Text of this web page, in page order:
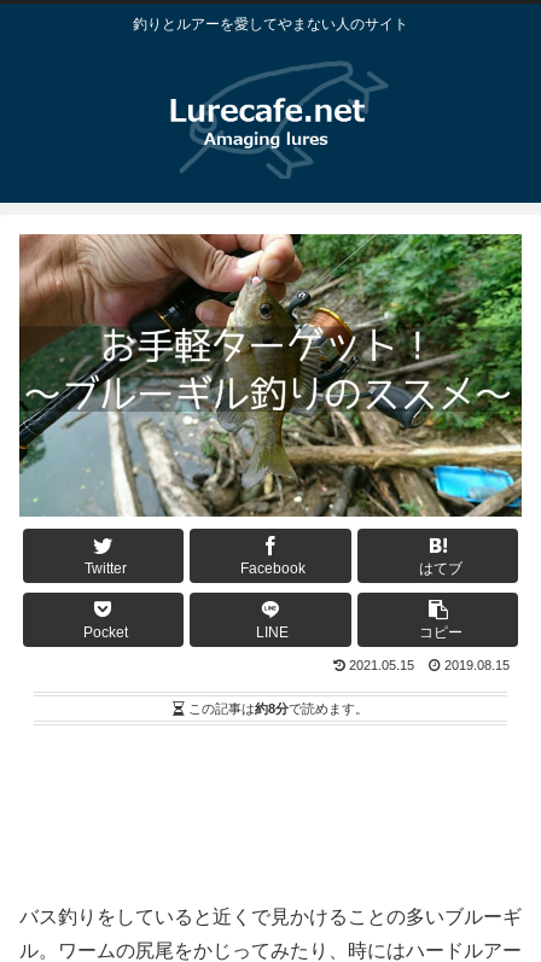
釣りとルアーを愛してやまない人のサイト
Twitter Facebook はてブ
Pocket LINE コピー
2021.05.15 2019.08.15
この記事は約8分で読めます。
バス釣りをしていると近くで見かけることの多いブルーギ
ル。ワームの尻尾をかじってみたり、時にはハードルアー